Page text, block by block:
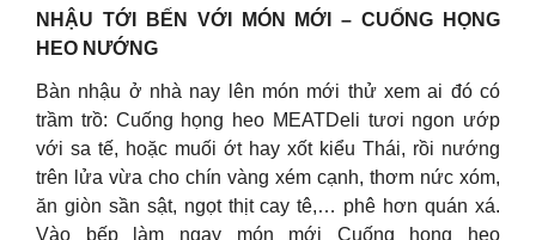
NHẬU TỚI BẾN VỚI MÓN MỚI – CUỐNG HỌNG
HEO NƯỚNG
Bàn nhậu ở nhà nay lên món mới thử xem ai đó có
trầm trồ: Cuống họng heo MEATDeli tươi ngon ướp
với sa tế, hoặc muối ớt hay xốt kiểu Thái, rồi nướng
trên lửa vừa cho chín vàng xém cạnh, thơm nức xóm,
ăn giòn sần sật, ngọt thịt cay tê,… phê hơn quán xá.
Vào bếp làm ngay món mới Cuống họng heo